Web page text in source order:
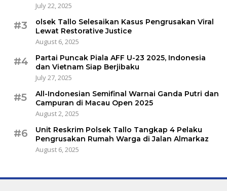
July 22, 2025
#3
olsek Tallo Selesaikan Kasus Pengrusakan Viral
Lewat Restorative Justice
August 6, 2025
#4
Partai Puncak Piala AFF U-23 2025, Indonesia
dan Vietnam Siap Berjibaku
July 27, 2025
#5
All-Indonesian Semifinal Warnai Ganda Putri dan
Campuran di Macau Open 2025
August 2, 2025
#6
Unit Reskrim Polsek Tallo Tangkap 4 Pelaku
Pengrusakan Rumah Warga di Jalan Almarkaz
August 6, 2025